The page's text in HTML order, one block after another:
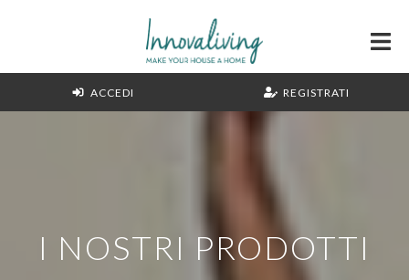
ACCEDI REGISTRATI
I NOSTRI PRODOTTI